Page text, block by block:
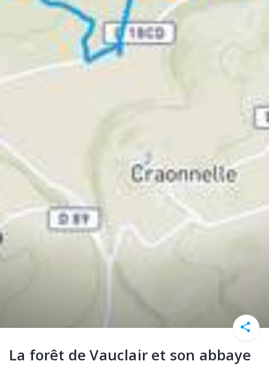
La forêt de Vauclair et son abbaye